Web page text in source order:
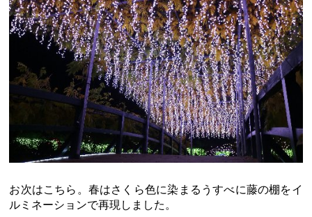
お次はこちら。春はさくら色に染まるうすべに藤の棚をイ
ルミネーションで再現しました。